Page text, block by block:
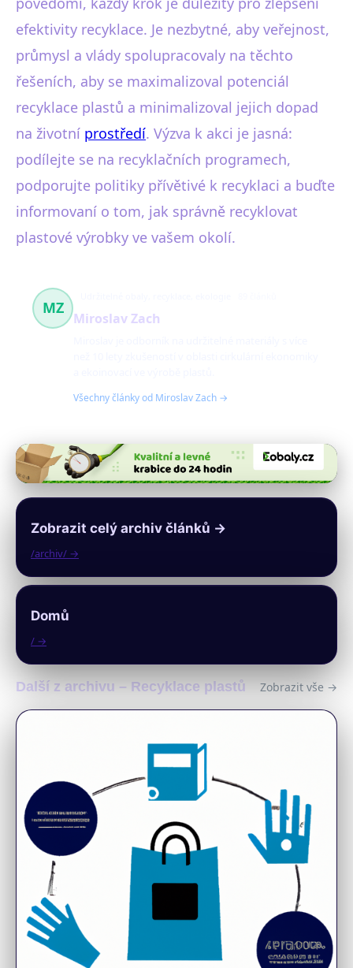
efektivity recyklace. Je nezbytné, aby veřejnost,
průmysl a vlády spolupracovaly na těchto
řešeních, aby se maximalizoval potenciál
recyklace plastů a minimalizoval jejich dopad
na životní prostředí. Výzva k akci je jasná:
podílejte se na recyklačních programech,
podporujte politiky přívětivé k recyklaci a buďte
informovaní o tom, jak správně recyklovat
plastové výrobky ve vašem okolí.
MZ
Miroslav Zach
Všechny články od Miroslav Zach →
Zobrazit celý archiv článků →
/archiv/ →
Domů
/ →
Další z archivu – Recyklace plastů Zobrazit vše →